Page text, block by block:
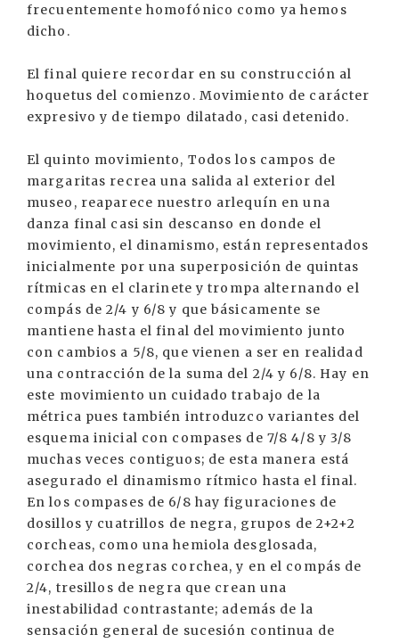
frecuentemente homofónico como ya hemos
dicho.
El final quiere recordar en su construcción al
hoquetus del comienzo. Movimiento de carácter
expresivo y de tiempo dilatado, casi detenido.
El quinto movimiento, Todos los campos de
margaritas recrea una salida al exterior del
museo, reaparece nuestro arlequín en una
danza final casi sin descanso en donde el
movimiento, el dinamismo, están representados
inicialmente por una superposición de quintas
rítmicas en el clarinete y trompa alternando el
compás de 2/4 y 6/8 y que básicamente se
mantiene hasta el final del movimiento junto
con cambios a 5/8, que vienen a ser en realidad
una contracción de la suma del 2/4 y 6/8. Hay en
este movimiento un cuidado trabajo de la
métrica pues también introduzco variantes del
esquema inicial con compases de 7/8 4/8 y 3/8
muchas veces contiguos; de esta manera está
asegurado el dinamismo rítmico hasta el final.
En los compases de 6/8 hay figuraciones de
dosillos y cuatrillos de negra, grupos de 2+2+2
corcheas, como una hemiola desglosada,
corchea dos negras corchea, y en el compás de
2/4, tresillos de negra que crean una
inestabilidad contrastante; además de la
sensación general de sucesión continua de